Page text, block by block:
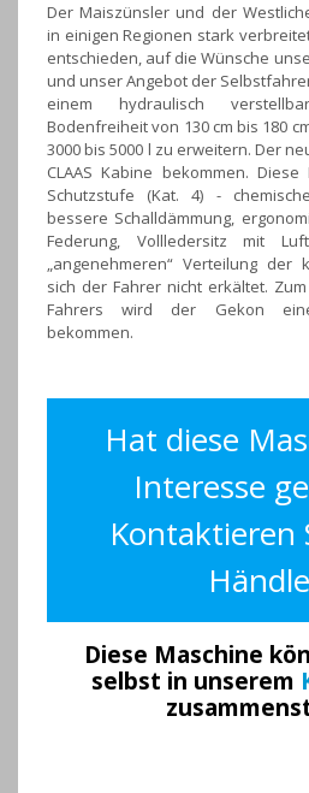
Der Maiszünsler und der
in einigen Regionen stark
entschieden, auf die Wünsche
und unser Angebot der
einem hydraulisch
Bodenfreiheit von 130 cm bis 180
3000 bis 5000 l zu erweitern. Der
CLAAS Kabine bekommen.
Schutzstufe (Kat. 4) -
bessere Schalldämmung,
Federung, Vollledersitz mit
„angenehmeren“ Verteilung der
sich der Fahrer nicht erkältet.
Fahrers wird der Gekon eine
bekommen.
Hat diese
Interesse
Kontaktieren
Diese Maschine
selbst in unserem